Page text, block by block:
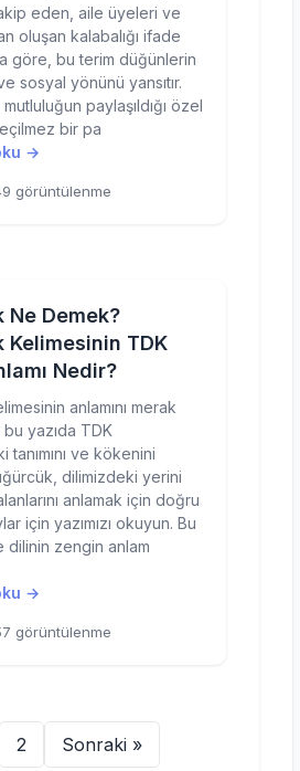
eden, aile üyeleri ve
oluşan kalabalığı ifade
göre, bu terim düğünlerin
sosyal yönünü yansıtır.
paylaşıldığı özel
bir pa
→
görüntülenme
Ne Demek?
Kelimesinin TDK
Nedir?
anlamını merak
yazıda TDK
ve kökenini
dilimizdeki yerini
anlamak için doğru
için yazımızı okuyun. Bu
dilinin zengin anlam
→
görüntülenme
2 Sonraki »